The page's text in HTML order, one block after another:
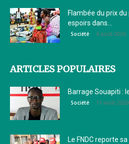
Flambée du prix du
espoirs dans...
Société 6 août 2026
ARTICLES POPULAIRES
Barrage Souapiti :
Société 11 août 2020
Le FNDC reporte